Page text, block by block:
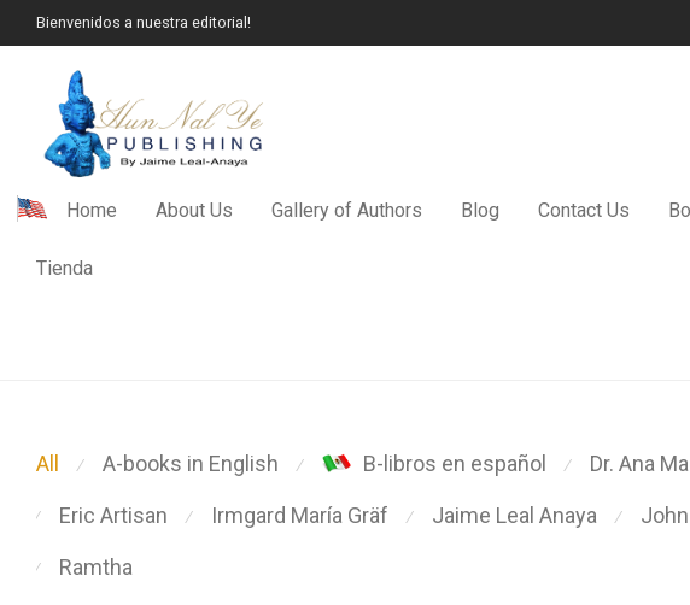
Bienvenidos a nuestra editorial!
Home About Us Gallery of Authors Blog Contact Us
Tienda
All ⁄ A-books in English ⁄ B-libros en español ⁄ Dr. Ana
⁄ Eric Artisan ⁄ Irmgard María Gräf ⁄ Jaime Leal Anaya ⁄
⁄ Ramtha